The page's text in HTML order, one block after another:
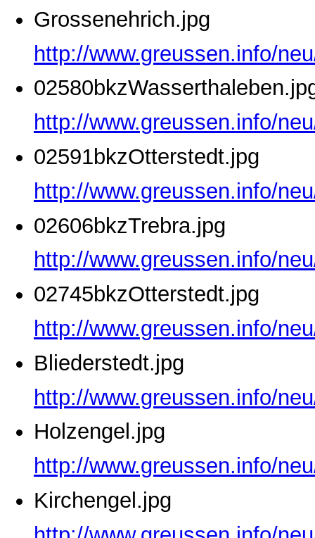
Grossenehrich.jpg
http://www.greussen.info/
http://www.greussen.info/
02591bkzOtterstedt.jpg
http://www.greussen.info/
02606bkzTrebra.jpg
http://www.greussen.info/
02745bkzOtterstedt.jpg
http://www.greussen.info/
Bliederstedt.jpg
http://www.greussen.info/
Holzengel.jpg
http://www.greussen.info/
Kirchengel.jpg